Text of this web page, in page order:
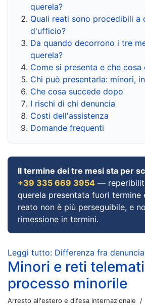
querela?
Quali reati sono procedibili a
d'ufficio?
Da quando decorrono i tre
querela?
Come si presenta e che
Chi può presentarla: minori,
Che cosa succede dopo
I rischi di chi denuncia
Costi dell'assistenza
Domande frequenti
Il termine dei tre mesi sta per
+39 335 669 3954 —
querela presentata fuori termine
reato non è più perseguibile, e
rimessione in termini.
Leggi tutto: Differenza fra
Minori e reti
processo minorile
Arresto all'estero e difesa internazionale